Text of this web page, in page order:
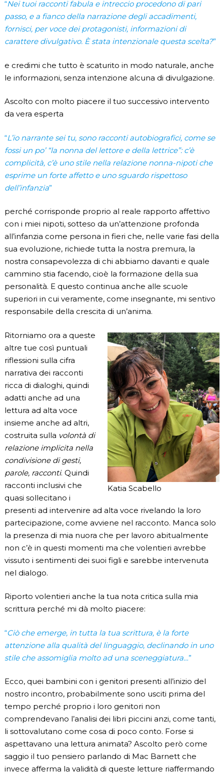
“Nei tuoi racconti fabula e intreccio procedono di pari
passo, e a fianco della narrazione degli accadimenti,
fornisci, per voce dei protagonisti, informazioni di
carattere divulgativo. È stata intenzionale questa scelta?”
e credimi che tutto è scaturito in modo naturale, anche
le informazioni, senza intenzione alcuna di divulgazione.
Ascolto con molto piacere il tuo successivo intervento
da vera esperta
“L’io narrante sei tu, sono racconti autobiografici, come se
fossi un po’ “la nonna del lettore e della lettrice”: c’è
complicità, c’è uno stile nella relazione nonna-nipoti che
esprime un forte affetto e uno sguardo rispettoso
dell’infanzia”
perché corrisponde proprio al reale rapporto affettivo
con i miei nipoti, sotteso da un’attenzione profonda
all’infanzia come persona in fieri che, nelle varie fasi della
sua evoluzione, richiede tutta la nostra premura, la
nostra consapevolezza di chi abbiamo davanti e quale
cammino stia facendo, cioè la formazione della sua
personalità. E questo continua anche alle scuole
superiori in cui veramente, come insegnante, mi sentivo
responsabile della crescita di un’anima.
Katia Scabello
Ritorniamo ora a queste
altre tue così puntuali
riflessioni sulla cifra
narrativa dei racconti
ricca di dialoghi, quindi
adatti anche ad una
lettura ad alta voce
insieme anche ad altri,
costruita sulla volontà di
relazione implicita nella
condivisione di gesti,
parole, racconti. Quindi
racconti inclusivi che
quasi sollecitano i
presenti ad intervenire ad alta voce rivelando la loro
partecipazione, come avviene nel racconto. Manca solo
la presenza di mia nuora che per lavoro abitualmente
non c’è in questi momenti ma che volentieri avrebbe
vissuto i sentimenti dei suoi figli e sarebbe intervenuta
nel dialogo.
Riporto volentieri anche la tua nota critica sulla mia
scrittura perché mi dà molto piacere:
“Ciò che emerge, in tutta la tua scrittura, è la forte
attenzione alla qualità del linguaggio, declinando in uno
stile che assomiglia molto ad una sceneggiatura…”
Ecco, quei bambini con i genitori presenti all’inizio del
nostro incontro, probabilmente sono usciti prima del
tempo perché proprio i loro genitori non
comprendevano l’analisi dei libri piccini anzi, come tanti,
li sottovalutano come cosa di poco conto. Forse si
aspettavano una lettura animata? Ascolto però come
saggio il tuo pensiero parlando di Mac Barnett che
invece afferma la validità di queste letture riaffermando